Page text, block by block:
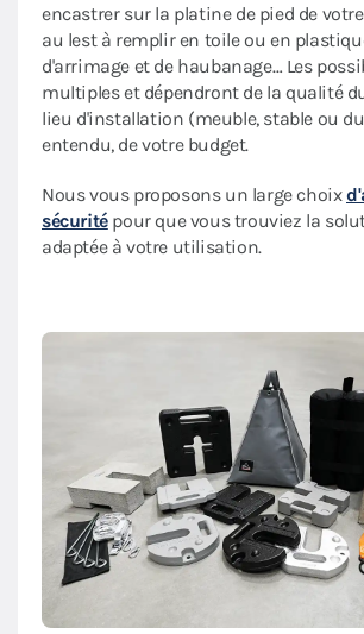
encastrer sur la platine de pied de
au lest à remplir en toile ou en
d'arrimage et de haubanage… Les
multiples et dépendront de la qualité
lieu d'installation (meuble, stable ou
entendu, de votre budget.
Nous vous proposons un large choix
sécuritépour que vous trouviez la
adaptée à votre utilisation.